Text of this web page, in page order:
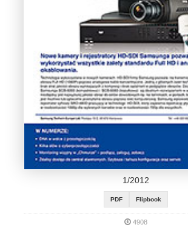
1/2012
PDF Flipbook
4908